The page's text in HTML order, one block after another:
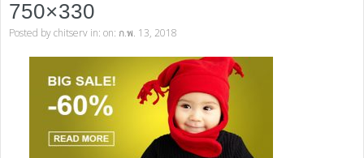
750×330
Posted bychitserv in: on: ก.พ. 13, 2018